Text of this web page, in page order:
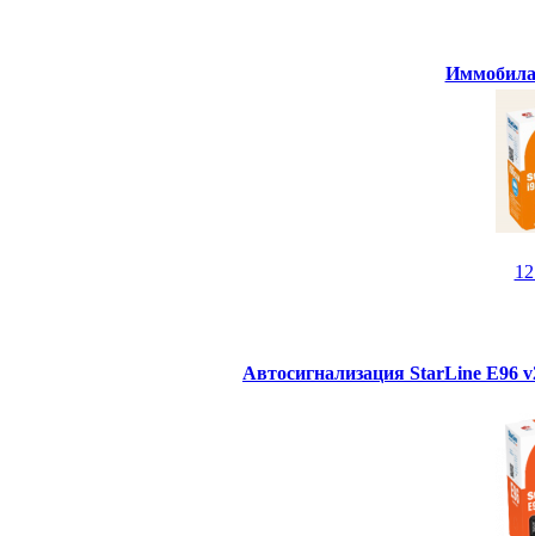
Автосигнализация StarLine E96